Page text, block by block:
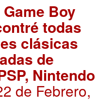
Boy
todas
clásicas
de
Nintendo
de Febrero,